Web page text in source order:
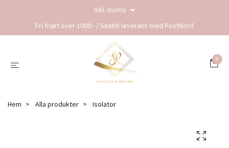
Inkl. moms
Fri frakt över 1000:- / Snabb leverans med PostNord
0
Hem Alla produkter Isolator